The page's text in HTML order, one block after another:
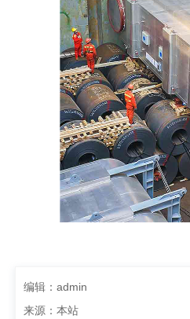
编辑：admin
来源：本站